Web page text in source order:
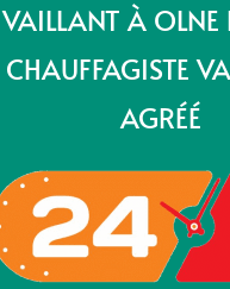
VAILLANT À OLNE
CHAUFFAGISTE
AGRÉÉ